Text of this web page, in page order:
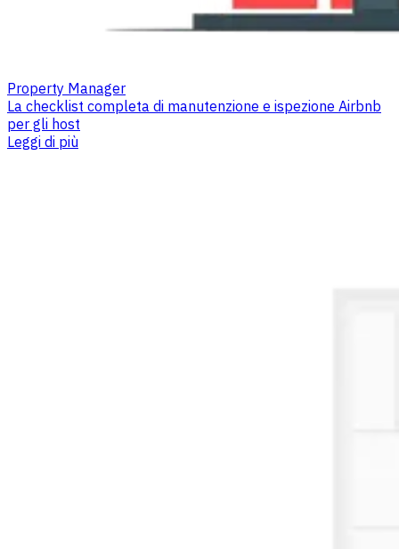
Property Manager
La checklist completa di manutenzione e ispezione Airbnb
per gli host
Leggi di più